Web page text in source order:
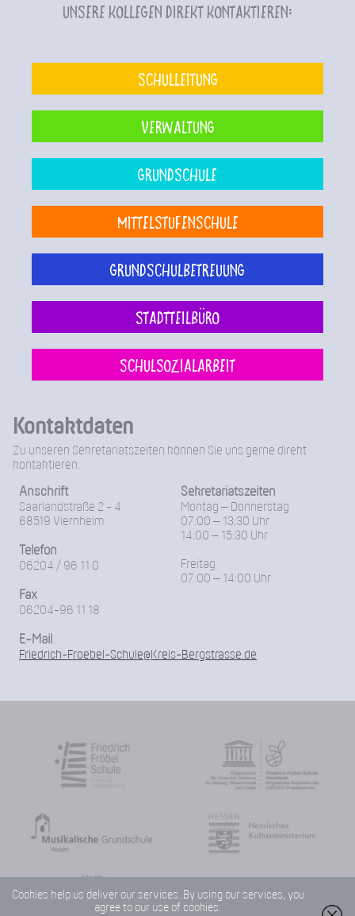
unsere Kollegen direkt kontaktieren:
Schulleitung
Verwaltung
Grundschule
Mittelstufenschule
Grundschulbetreuung
Stadtteilbüro
Schulsozialarbeit
Kontaktdaten
Zu unseren Sekretariatszeiten können Sie uns gerne direkt
kontaktieren.
Anschrift
Saarlandstraße 2 - 4
68519 Viernheim
Telefon
06204 / 96 11 0
Fax
06204-96 11 18
Sekretariatszeiten
Montag – Donnerstag
07:00 – 13:30 Uhr
14:00 – 15:30 Uhr
Freitag
07:00 – 14:00 Uhr
E-Mail
Friedrich-Froebel-Schule@Kreis-Bergstrasse.de
Cookies help us deliver our services. By using our services, you
agree to our use of cookies.